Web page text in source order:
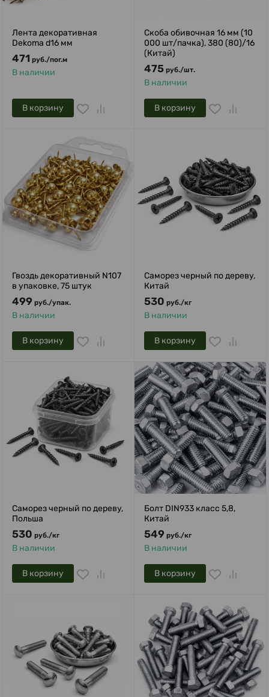
Лента декоративная
Dekoma d16 мм
471 руб./пог.м
В наличии
В корзину
Скоба обивочная 16 мм (10
000 шт/пачка), 380 (80)/16
(Китай)
475 руб./шт.
В наличии
В корзину
Гвоздь декоративный N107
в упаковке, 75 штук
499 руб./упак.
В наличии
В корзину
Саморез черный по дереву,
Китай
530 руб./кг
В наличии
В корзину
Саморез черный по дереву,
Польша
530 руб./кг
В наличии
В корзину
Болт DIN933 класс 5,8,
Китай
549 руб./кг
В наличии
В корзину